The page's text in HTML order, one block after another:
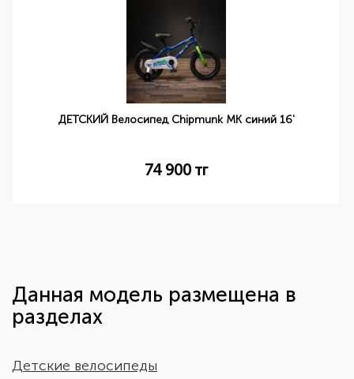
ДЕТСКИЙ Велосипед Chipmunk MK синий 16'
74 900 тг
Данная модель размещена в
разделах
Детские велосипеды